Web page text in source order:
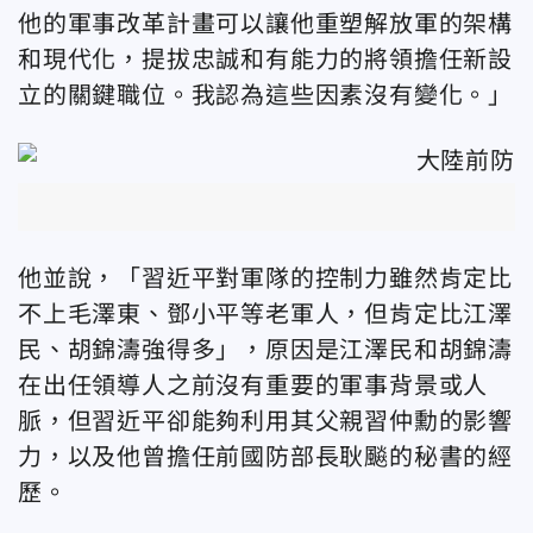
他的軍事改革計畫可以讓他重塑解放軍的架構
和現代化，提拔忠誠和有能力的將領擔任新設
立的關鍵職位。我認為這些因素沒有變化。」
他並說，「習近平對軍隊的控制力雖然肯定比
不上毛澤東、鄧小平等老軍人，但肯定比江澤
民、胡錦濤強得多」，原因是江澤民和胡錦濤
在出任領導人之前沒有重要的軍事背景或人
脈，但習近平卻能夠利用其父親習仲勳的影響
力，以及他曾擔任前國防部長耿飈的秘書的經
歷。